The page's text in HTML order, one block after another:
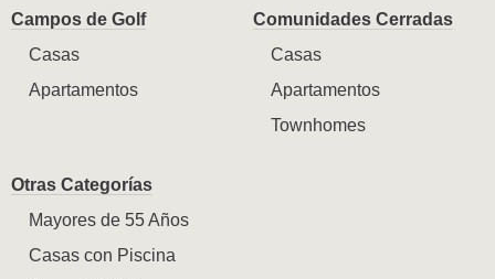
Campos de Golf
Casas
Apartamentos
Comunidades Cerradas
Casas
Apartamentos
Townhomes
Otras Categorías
Mayores de 55 Años
Casas con Piscina